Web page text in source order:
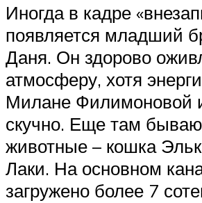
Иногда в кадре
появляется младший
Даня. Он здорово
атмосферу, хотя
Милане Филимоновой
скучно. Еще там
животные – кошка
Лаки. На основном
загружено более 7